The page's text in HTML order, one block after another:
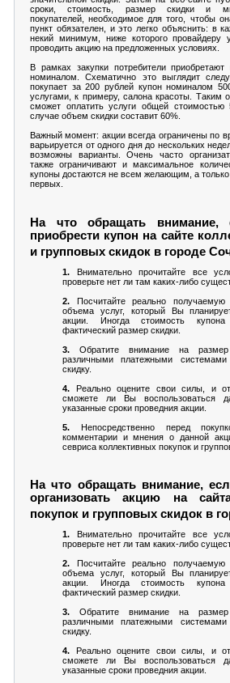
сроки, стоимость, размер скидки и
покупателей, необходимое для того, чтобы
пункт обязателен, и это легко объяснить: в
некий минимум, ниже которого провайдеру
проводить акцию на предложенных условиях.
В рамках закупки потребители
номиналом. Схематично это выглядит
покупает за 200 рублей купон номиналом
услугами, к примеру, салона красоты. Таким
сможет оплатить услуги общей
случае объем скидки составит 60%.
Важный момент: акции всегда ограничены по
варьируется от одного дня до нескольких
возможны варианты. Очень часто
также ограничивают и максимальное
купоны достаются не всем желающим, а только
первых.
На что обращать внимание,
приобрести купон на сайте
и групповых скидок в городе
1. Внимательно прочитайте все
проверьте нет ли там каких-либо
2. Посчитайте реально
объема услуг, который Вы
акции. Иногда стоимость
фактический размер скидки.
3. Обратите внимание на
различными платежными
скидку.
4. Реально оцените свои силы, и
сможете ли Вы воспользоваться
указанные сроки проведния акции.
5. Непосредственно перед
комментарии и мнения о данной
севриса коллективных покупок и
На что обращать внимание,
организовать акцию на
покупок и групповых скидок в
1. Внимательно прочитайте все
проверьте нет ли там каких-либо
2. Посчитайте реально
объема услуг, который Вы
акции. Иногда стоимость
фактический размер скидки.
3. Обратите внимание на
различными платежными
скидку.
4. Реально оцените свои силы, и
сможете ли Вы воспользоваться
указанные сроки проведния акции.